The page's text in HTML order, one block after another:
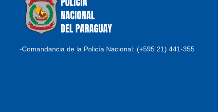
-Comandancia de la Policía Nacional: (+595 21) 441-355